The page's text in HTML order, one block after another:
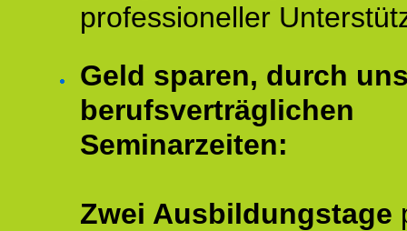
professioneller
Geld sparen, durch
berufsverträglichen
Seminarzeiten:
Zwei Ausbildungstage